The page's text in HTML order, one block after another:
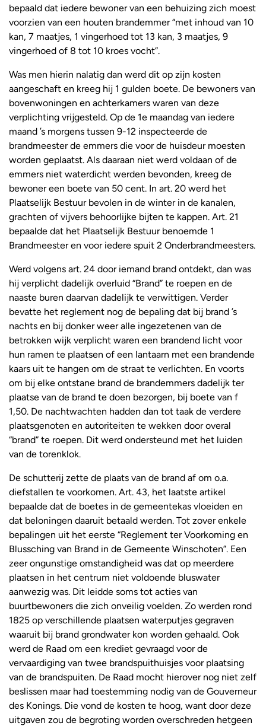
bepaald dat iedere bewoner van een behuizing zich moest
voorzien van een houten brandemmer “met inhoud van 10
kan, 7 maatjes, 1 vingerhoed tot 13 kan, 3 maatjes, 9
vingerhoed of 8 tot 10 kroes vocht”.
Was men hierin nalatig dan werd dit op zijn kosten
aangeschaft en kreeg hij 1 gulden boete. De bewoners van
bovenwoningen en achterkamers waren van deze
verplichting vrijgesteld. Op de 1e maandag van iedere
maand ’s morgens tussen 9-12 inspecteerde de
brandmeester de emmers die voor de huisdeur moesten
worden geplaatst. Als daaraan niet werd voldaan of de
emmers niet waterdicht werden bevonden, kreeg de
bewoner een boete van 50 cent. In art. 20 werd het
Plaatselijk Bestuur bevolen in de winter in de kanalen,
grachten of vijvers behoorlijke bijten te kappen. Art. 21
bepaalde dat het Plaatselijk Bestuur benoemde 1
Brandmeester en voor iedere spuit 2 Onderbrandmeesters.
Werd volgens art. 24 door iemand brand ontdekt, dan was
hij verplicht dadelijk overluid “Brand” te roepen en de
naaste buren daarvan dadelijk te verwittigen. Verder
bevatte het reglement nog de bepaling dat bij brand ’s
nachts en bij donker weer alle ingezetenen van de
betrokken wijk verplicht waren een brandend licht voor
hun ramen te plaatsen of een lantaarn met een brandende
kaars uit te hangen om de straat te verlichten. En voorts
om bij elke ontstane brand de brandemmers dadelijk ter
plaatse van de brand te doen bezorgen, bij boete van f
1,50. De nachtwachten hadden dan tot taak de verdere
plaatsgenoten en autoriteiten te wekken door overal
“brand” te roepen. Dit werd ondersteund met het luiden
van de torenklok.
De schutterij zette de plaats van de brand af om o.a.
diefstallen te voorkomen. Art. 43, het laatste artikel
bepaalde dat de boetes in de gemeentekas vloeiden en
dat beloningen daaruit betaald werden. Tot zover enkele
bepalingen uit het eerste “Reglement ter Voorkoming en
Blussching van Brand in de Gemeente Winschoten”. Een
zeer ongunstige omstandigheid was dat op meerdere
plaatsen in het centrum niet voldoende bluswater
aanwezig was. Dit leidde soms tot acties van
buurtbewoners die zich onveilig voelden. Zo werden rond
1825 op verschillende plaatsen waterputjes gegraven
waaruit bij brand grondwater kon worden gehaald. Ook
werd de Raad om een krediet gevraagd voor de
vervaardiging van twee brandspuithuisjes voor plaatsing
van de brandspuiten. De Raad mocht hierover nog niet zelf
beslissen maar had toestemming nodig van de Gouverneur
des Konings. Die vond de kosten te hoog, want door deze
uitgaven zou de begroting worden overschreden hetgeen